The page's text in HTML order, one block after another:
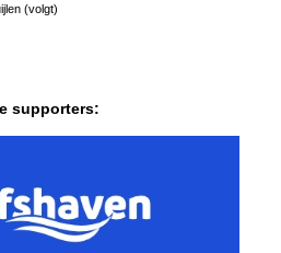
(volgt)
supporters: